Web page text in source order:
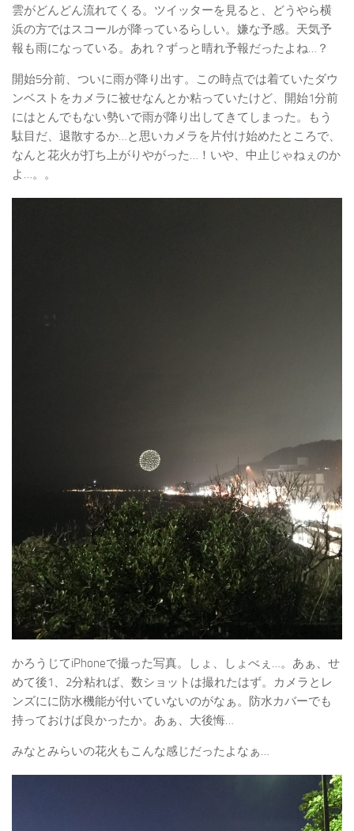
雲がどんどん流れてくる。ツイッターを見ると、どうやら横
浜の方ではスコールが降っているらしい。嫌な予感。天気予
報も雨になっている。あれ？ずっと晴れ予報だったよね…？
開始5分前、ついに雨が降り出す。この時点では着ていたダウ
ンベストをカメラに被せなんとか粘っていたけど、開始1分前
にはとんでもない勢いで雨が降り出してきてしまった。もう
駄目だ、退散するか…と思いカメラを片付け始めたところで、
なんと花火が打ち上がりやがった…！いや、中止じゃねぇのか
よ…。。
かろうじてiPhoneで撮った写真。しょ、しょべぇ…。あぁ、せ
めて後1、2分粘れば、数ショットは撮れたはず。カメラとレ
ンズにに防水機能が付いていないのがなぁ。防水カバーでも
持っておけば良かったか。あぁ、大後悔…
みなとみらいの花火もこんな感じだったよなぁ…